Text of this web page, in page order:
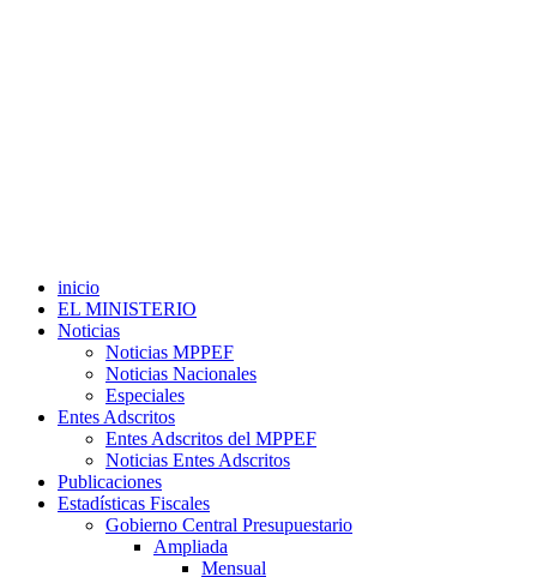
inicio
EL MINISTERIO
Noticias
Noticias MPPEF
Noticias Nacionales
Especiales
Entes Adscritos
Entes Adscritos del MPPEF
Noticias Entes Adscritos
Publicaciones
Estadísticas Fiscales
Gobierno Central Presupuestario
Ampliada
Mensual